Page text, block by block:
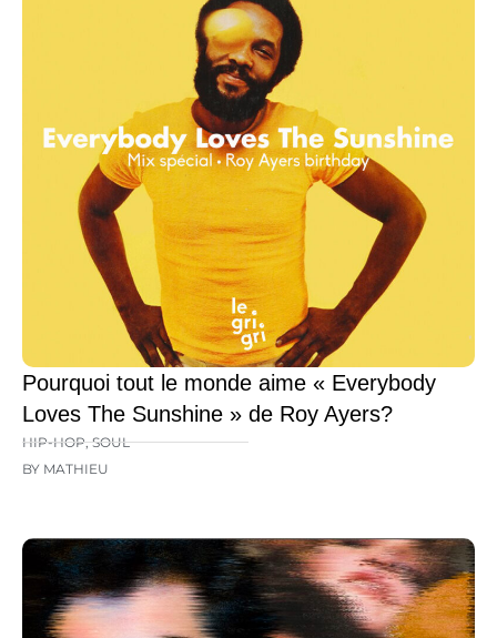
Pourquoi tout le monde aime « Everybody
Loves The Sunshine » de Roy Ayers?
HIP-HOP,SOUL
BY MATHIEU